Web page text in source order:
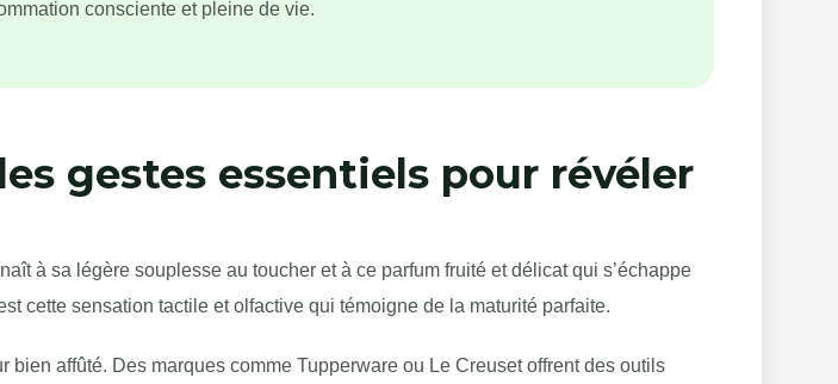
consciente et pleine de vie.
gestes essentiels pour révéler
à sa légère souplesse au toucher et à ce parfum fruité et délicat qui s’échappe
cette sensation tactile et olfactive qui témoigne de la maturité parfaite.
affûté. Des marques comme Tupperware ou Le Creuset offrent des outils